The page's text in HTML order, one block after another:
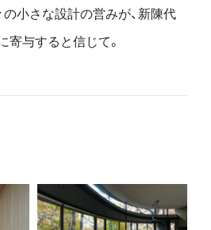
の小さな設計の営みが、新陳代
寄与すると信じて。